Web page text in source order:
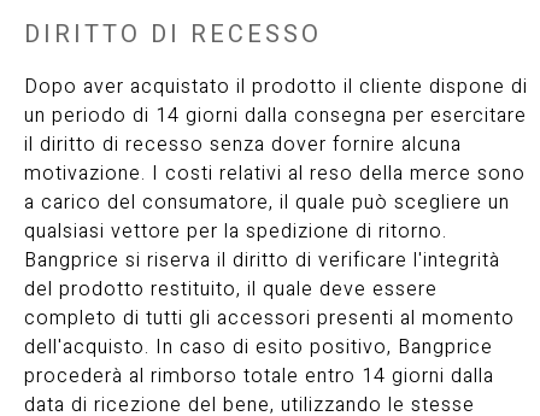
DIRITTO DI RECESSO
Dopo aver acquistato il prodotto il cliente dispone di
un periodo di 14 giorni dalla consegna per esercitare
il diritto di recesso senza dover fornire alcuna
motivazione. I costi relativi al reso della merce sono
a carico del consumatore, il quale può scegliere un
qualsiasi vettore per la spedizione di ritorno.
Bangprice si riserva il diritto di verificare l'integrità
del prodotto restituito, il quale deve essere
completo di tutti gli accessori presenti al momento
dell'acquisto. In caso di esito positivo, Bangprice
procederà al rimborso totale entro 14 giorni dalla
data di ricezione del bene, utilizzando le stesse